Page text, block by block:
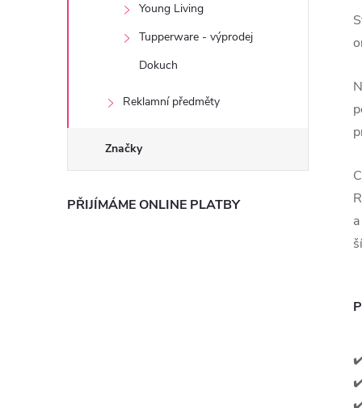
Young Living
Tupperware - výprodej
Dokuch
Reklamní předměty
Značky
PŘIJÍMÁME ONLINE PLATBY